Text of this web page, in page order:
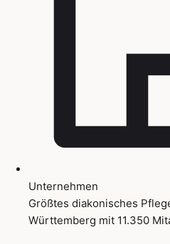
Unternehmen
Größtes diakonisches
Württemberg mit 11.350